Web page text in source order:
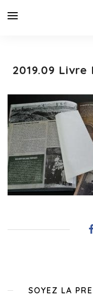
2019.09 Livre
SOYEZ LA